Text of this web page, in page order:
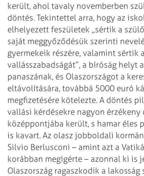
került, ahol tavaly novemberben
döntés. Tekintettel arra, hogy az
elhelyezett feszületek „sértik a
saját meggyőződésük szerinti
gyermekeik részére, valamint sértik
vallásszabadságát”, a bíróság helyt
panaszának, és Olaszországot a
eltávolítására, továbbá 5000 euró
megfizetésére kötelezte. A döntés
vallási kérdésekre nagyon érzékeny
középpontjába került, s hamar éles
is kavart. Az olasz jobboldali
Silvio Berlusconi – amint azt a
korábban megígérte – azonnal ki is
Olaszország ragaszkodik a